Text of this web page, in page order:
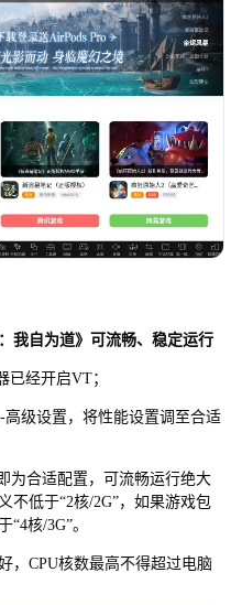
我自为道》可流畅、稳定运行
经开启VT；
级设置，将性能设置调至合适
合适配置，可流畅运行绝大
不低于“2核/2G”，如果游戏包
核/3G”。
CPU核数最高不得超过电脑